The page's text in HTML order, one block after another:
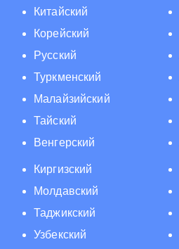
Китайский
Корейский
Русский
Туркменский
Малайзийский
Тайский
Венгерский
Киргизский
Молдавский
Таджикский
Узбекский